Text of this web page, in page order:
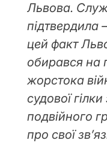
Львова.
підтвердила
цей факт
обирався на
жорстока
судової
подвійного
про свої